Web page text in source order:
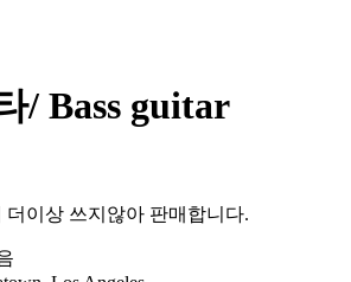
/ Bass guitar
더이상 쓰지않아 판매합니다.